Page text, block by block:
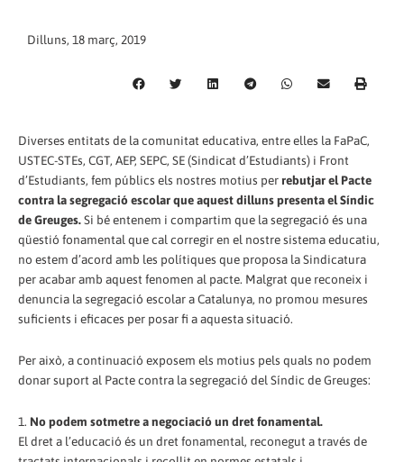
Dilluns, 18 març, 2019
Diverses entitats de la comunitat educativa, entre elles la FaPaC,
USTEC-STEs, CGT, AEP, SEPC, SE (Sindicat d’Estudiants) i Front
d’Estudiants, fem públics els nostres motius perrebutjar el Pacte
contra la segregació escolar que aquest dilluns presenta el Síndic
de Greuges.Si bé entenem i compartim que la segregació és una
qüestió fonamental que cal corregir en el nostre sistema educatiu,
no estem d’acord amb les polítiques que proposa la Sindicatura
per acabar amb aquest fenomen al pacte. Malgrat que reconeix i
denuncia la segregació escolar a Catalunya, no promou mesures
suficients i eficaces per posar fi a aquesta situació.
Per això, a continuació exposem els motius pels quals no podem
donar suport al Pacte contra la segregació del Síndic de Greuges:
1. No podem sotmetre a negociació un dret fonamental.
El dret a l’educació és un dret fonamental, reconegut a través de